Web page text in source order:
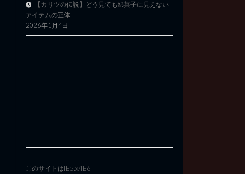
【カリツの伝説】どう見ても綿菓子に見えない
アイテムの正体
2026年1月4日
このサイトはIE5.x/IE6